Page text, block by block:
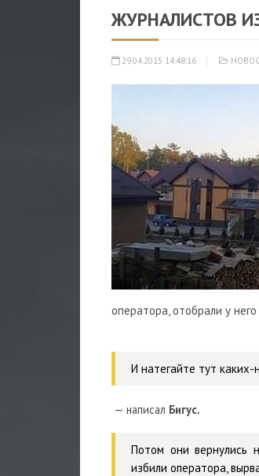
ЖУРНАЛИСТОВ
29.04.2015 14:48:16
оператора, отобрали у
И натегайте тут каких-
— написал Бигус.
Потом они вернулись
избили оператора,